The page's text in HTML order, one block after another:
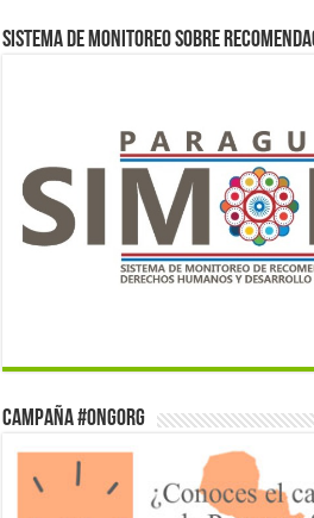
Sistema de monitoreo sobre
Campaña #ONGorg